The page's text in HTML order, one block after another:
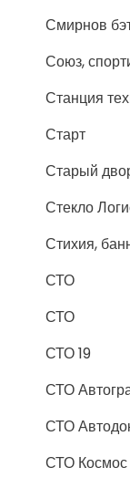
Смирнов
Союз,
Станция
Старт
Старый
Стекло
Стихия,
СТО
СТО
СТО 19
СТО
СТО
СТО Космос